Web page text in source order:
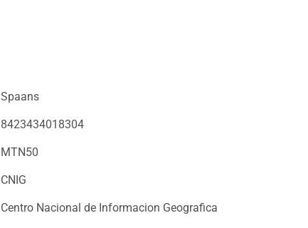
Spaans
8423434018304
MTN50
CNIG
Centro Nacional de Informacion Geografica